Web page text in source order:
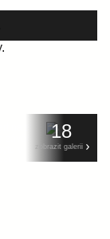
18
zobrazit galerii